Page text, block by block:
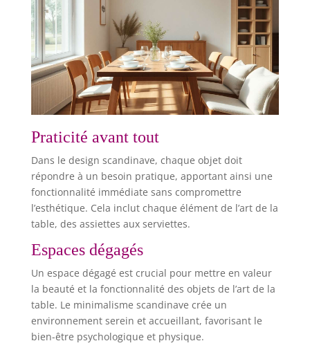
vaisselle et plats de service et vos services de
vaisselle. ⚙️ FACILITÉ D’UTILISATION QUOTIDIENNE:
Compatible lave-vaisselle et micro-ondes (assiette
micro onde) pour un nettoyage rapide et un usage
pratique. L’ensemble est empilable et peu
encombrant. Les assiettes creuses et bols
conviennent aux pâtes/soupes/salades, tandis que
les assiettes plates et dessert servent les plats
principaux et les petits-déjeuners ; parfait pour un
service vaisselle complet moderne, avec vos tasse
cafe, vos tasse à café et un set de table assorti. 🎁
boîte solide et élégante, c’est un choix sûr
(pendaison, mariage, anniversaire). Le style
s’accorde avec un service vaisselle 4 personnes
existant ou d’autres services de table, et complète
un service de table 6 personnes déjà en place.
Praticité avant tout
Dans le design scandinave, chaque objet doit
répondre à un besoin pratique, apportant ainsi une
fonctionnalité immédiate sans compromettre
l’esthétique. Cela inclut chaque élément de l’art de la
table, des assiettes aux serviettes.
Espaces dégagés
Un espace dégagé est crucial pour mettre en valeur
la beauté et la fonctionnalité des objets de l’art de la
table. Le minimalisme scandinave crée un
environnement serein et accueillant, favorisant le
bien-être psychologique et physique.